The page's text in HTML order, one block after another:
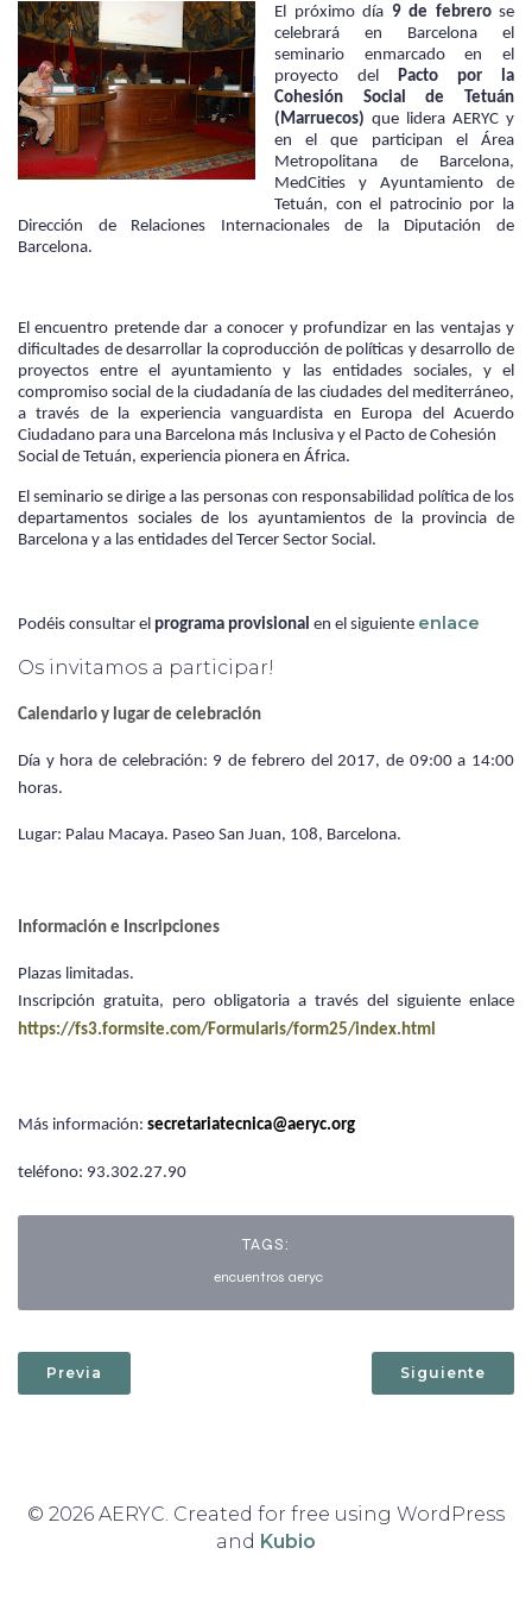
El próximo día 9 de febrerose
celebrará en Barcelona el
seminario enmarcado en el
proyecto del Pacto por la
Cohesión Social de Tetuán
(Marruecos) que lidera AERYC y
en el que participan el Área
Metropolitana de Barcelona,
MedCities y Ayuntamiento de
Tetuán, con el patrocinio por la
Dirección de Relaciones Internacionales de la Diputación de
Barcelona.
El encuentro pretende dar a conocer y profundizar en las ventajas y
dificultades de desarrollar la coproducción de políticas y desarrollo de
proyectos entre el ayuntamiento y las entidades sociales, y el
compromiso social de la ciudadanía de las ciudades del mediterráneo,
a través de la experiencia vanguardista en Europa del Acuerdo
Ciudadano para una Barcelona más Inclusiva y el Pacto de Cohesión
Social de Tetuán, experiencia pionera en África.
El seminario se dirige a las personas con responsabilidad política de los
departamentos sociales de los ayuntamientos de la provincia de
Barcelona y a las entidades del Tercer Sector Social.
Podéis consultar el programa provisional en el siguiente enlace
Os invitamos a participar!
Calendario y lugar de celebración
Día y hora de celebración: 9 de febrero del 2017, de 09:00 a 14:00
horas.
Lugar: Palau Macaya. Paseo San Juan, 108, Barcelona.
Información e Inscripciones
Plazas limitadas.
Inscripción gratuita, pero obligatoria a través del siguiente enlace
https://fs3.formsite.com/Formularis/form25/index.html
Más información: secretariatecnica@aeryc.org
teléfono: 93.302.27.90
TAGS:
encuentros aeryc
Previa Siguiente
© 2026 AERYC. Created for free using WordPress
and Kubio